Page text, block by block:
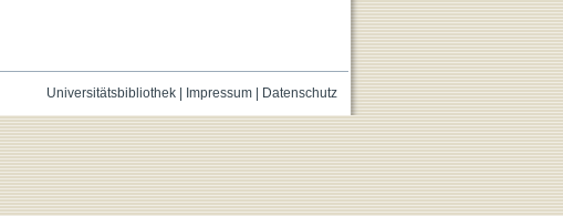
Universitätsbibliothek| Impressum| Datenschutz